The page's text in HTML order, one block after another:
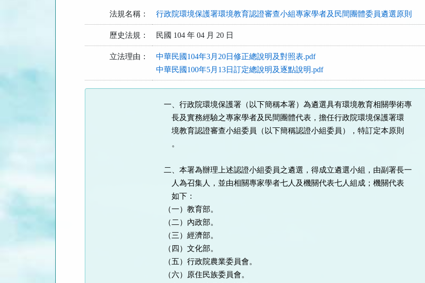
法規名稱： 行政院環境保護署環境教育認證審查小組專家學者及民間團體委員遴選原則
歷史法規： 民國 104 年 04 月 20 日
立法理由：
中華民國104年3月20日修正總說明及對照表.pdf
中華民國100年5月13日訂定總說明及逐點說明.pdf
一、行政院環境保護署（以下簡稱本署）為遴選具有環境教育相關學術專
    長及實務經驗之專家學者及民間團體代表，擔任行政院環境保護署環
    境教育認證審查小組委員（以下簡稱認證小組委員），特訂定本原則
二、本署為辦理上述認證小組委員之遴選，得成立遴選小組，由副署長一
    如下：
（一）教育部。
（二）內政部。
（三）經濟部。
（四）文化部。
（五）行政院農業委員會。
（六）原住民族委員會。